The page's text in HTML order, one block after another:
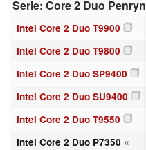
Serie: Core 2 Duo Penryn
Intel Core 2 Duo T9900
Intel Core 2 Duo T9800
Intel Core 2 Duo SP9400
Intel Core 2 Duo SU9400
Intel Core 2 Duo T9550
Intel Core 2 Duo P7350 «